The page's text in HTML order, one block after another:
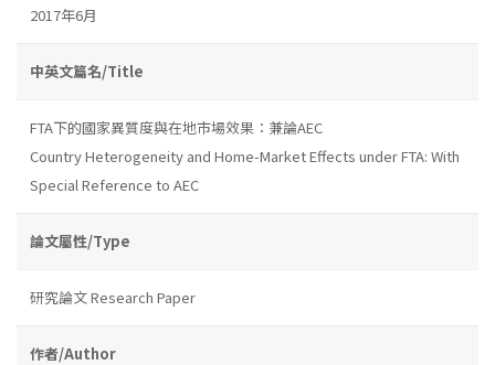
2017年6月
中英文篇名/Title
FTA下的國家異質度與在地市場效果：兼論AEC
Country Heterogeneity and Home-Market Effects under FTA: With
Special Reference to AEC
論文屬性/Type
研究論文 Research Paper
作者/Author